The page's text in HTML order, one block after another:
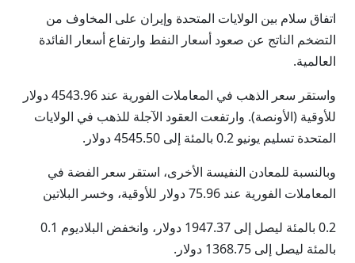
اتفاق سلام بين الولايات المتحدة وإيران على المخاوف من
التضخم الناتج عن صعود أسعار النفط وارتفاع أسعار الفائدة
العالمية.
واستقر سعر الذهب في المعاملات الفورية عند 4543.96 دولار
للأوقية (الأونصة). وارتفعت العقود الآجلة للذهب في الولايات
المتحدة تسليم يونيو 0.2 بالمئة إلى 4545.50 دولار.
وبالنسبة للمعادن النفيسة الأخرى، استقر سعر الفضة في
المعاملات الفورية ​عند 75.96 دولار للأوقية، وخسر البلاتين
0.2 بالمئة ليصل ⁠إلى 1947.37 دولار، وانخفض البلاديوم 0.1
بالمئة ليصل إلى 1368.75 دولار.